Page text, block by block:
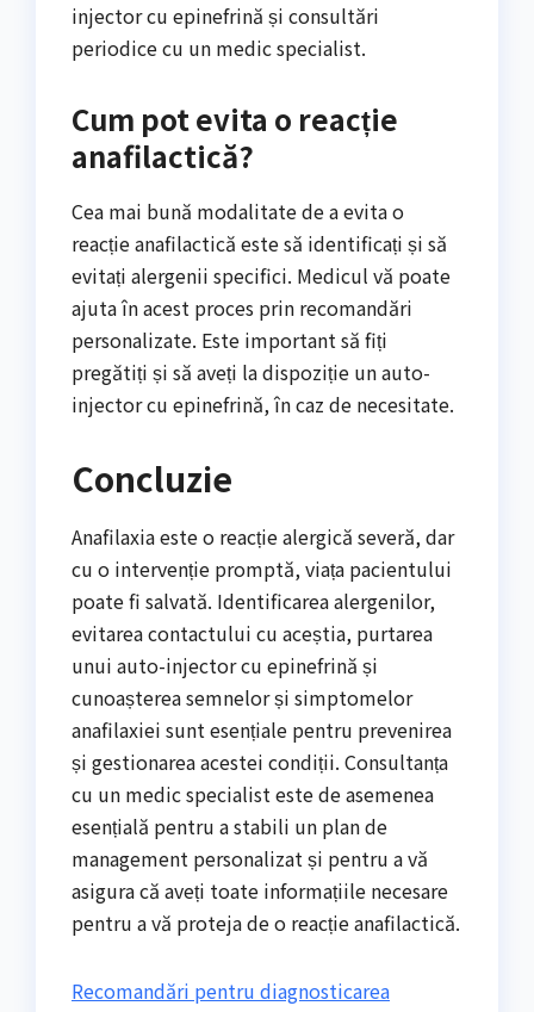
injector cu epinefrină și consultări
periodice cu un medic specialist.
Cum pot evita o reacție
anafilactică?
Cea mai bună modalitate de a evita o
reacție anafilactică este să identificați și să
evitați alergenii specifici. Medicul vă poate
ajuta în acest proces prin recomandări
personalizate. Este important să fiți
pregătiți și să aveți la dispoziție un auto-
injector cu epinefrină, în caz de necesitate.
Concluzie
Anafilaxia este o reacție alergică severă, dar
cu o intervenție promptă, viața pacientului
poate fi salvată. Identificarea alergenilor,
evitarea contactului cu aceștia, purtarea
unui auto-injector cu epinefrină și
cunoașterea semnelor și simptomelor
anafilaxiei sunt esențiale pentru prevenirea
și gestionarea acestei condiții. Consultanța
cu un medic specialist este de asemenea
esențială pentru a stabili un plan de
management personalizat și pentru a vă
asigura că aveți toate informațiile necesare
pentru a vă proteja de o reacție anafilactică.
Recomandări pentru diagnosticarea